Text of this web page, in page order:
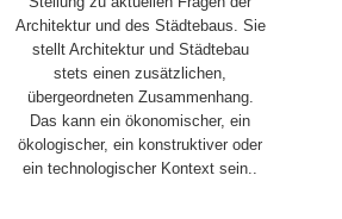
Architektur und des Städtebaus. Sie
stellt Architektur und Städtebau
stets einen zusätzlichen,
übergeordneten Zusammenhang.
Das kann ein ökonomischer, ein
ökologischer, ein konstruktiver oder
ein technologischer Kontext sein..